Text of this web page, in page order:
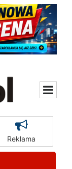
Reklama